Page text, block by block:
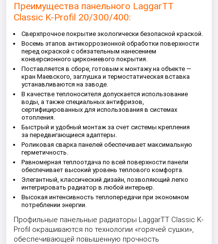
Преимущества панельного LaggarTT
Classic K-Profil 20/300/400:
Сверхпрочное покрытие экологически безопасной краской.
Восемь этапов антикоррозионной обработки поверхности
перед окраской с обязательным нанесением
конверсионного циркониевого покрытия.
Поставляется в сборе, готовым к монтажу на объекте —
кран Маевского, заглушка и термостатическая вставка
устанавливаются на заводе.
В качестве теплоносителя допускается использование
воды, а также специальных антифризов,
сертифицированных для использования в системах
отопления.
Быстрый и удобный монтаж за счет системы крепления
за передвигающиеся адаптеры.
Роликовая сварка панелей обеспечивает максимальную
герметичность.
Равномерная теплоотдача по всей поверхности панели
обеспечивает высокий уровень теплового комфорта.
Элегантный, классический дизайн, позволяющий легко
интегрировать радиатор в любой интерьер.
Высокая интенсивность теплопередачи при экономном
потреблении энергии.
Профильные панельные радиаторы LaggarTT Classic K-
Profil окрашиваются по технологии «горячей сушки»,
обеспечивающей повышенную прочность